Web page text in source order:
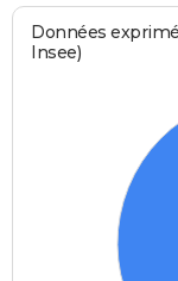
Données
Insee)